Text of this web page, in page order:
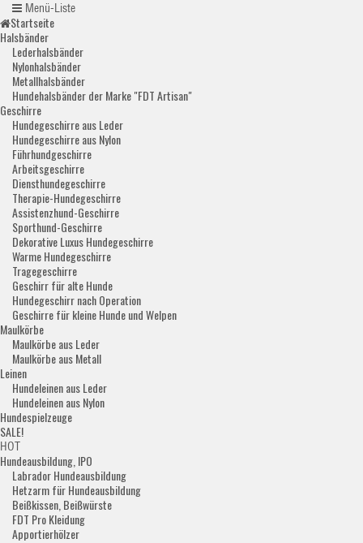
Menü-Liste
Startseite
Halsbänder
Lederhalsbänder
Nylonhalsbänder
Metallhalsbänder
Hundehalsbänder der Marke "FDT Artisan"
Geschirre
Hundegeschirre aus Leder
Hundegeschirre aus Nylon
Führhundgeschirre
Arbeitsgeschirre
Diensthundegeschirre
Therapie-Hundegeschirre
Assistenzhund-Geschirre
Sporthund-Geschirre
Dekorative Luxus Hundegeschirre
Warme Hundegeschirre
Tragegeschirre
Geschirr für alte Hunde
Hundegeschirr nach Operation
Geschirre für kleine Hunde und Welpen
Maulkörbe
Maulkörbe aus Leder
Maulkörbe aus Metall
Leinen
Hundeleinen aus Leder
Hundeleinen aus Nylon
Hundespielzeuge
SALE!
HOT
Hundeausbildung, IPO
Labrador Hundeausbildung
Hetzarm für Hundeausbildung
Beißkissen, Beißwürste
FDT Pro Kleidung
Apportierhölzer